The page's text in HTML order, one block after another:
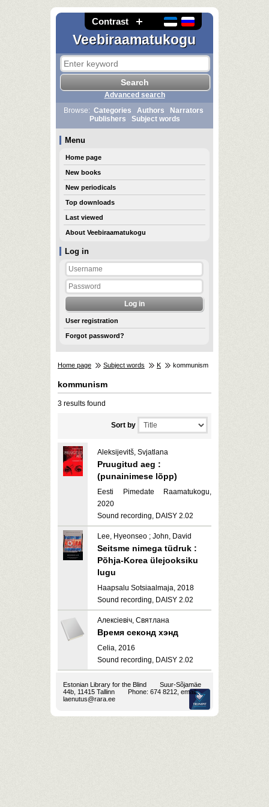
Contrast
Veebiraamatukogu
Log in
User registration
Forgot password?
Advanced search
Browse: Categories Authors
Narrators
Publishers
Subject words
Menu
Home page
New books
New periodicals
Top downloads
Last viewed
About Veebiraamatukogu
Home page Subject words K kommunism
kommunism
3 results found
Sort by
Aleksijevitš, Svjatlana
Pruugitud aeg :
(punainimese lõpp)
Eesti Pimedate Raamatukogu,
2020
Sound recording, DAISY 2.02
Lee, Hyeonseo ; John, David
Seitsme nimega tüdruk :
Põhja-Korea ülejooksiku
lugu
Haapsalu Sotsiaalmaja, 2018
Sound recording, DAISY 2.02
Алексіевіч, Святлана
Время секонд хэнд
Celia, 2016
Sound recording, DAISY 2.02
Estonian Library for the Blind
Suur-Sõjamäe
44b, 11415 Tallinn
Phone: 674 8212, email:
laenutus@rara.ee